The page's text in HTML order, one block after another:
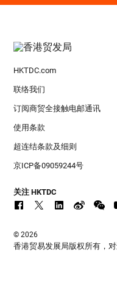
HKTDC.com
联络我们
订阅商贸全接触电邮通讯
使用条款
超连结条款及细则
京ICP备09059244号
关注 HKTDC
© 2026
香港贸易发展局版权所有，